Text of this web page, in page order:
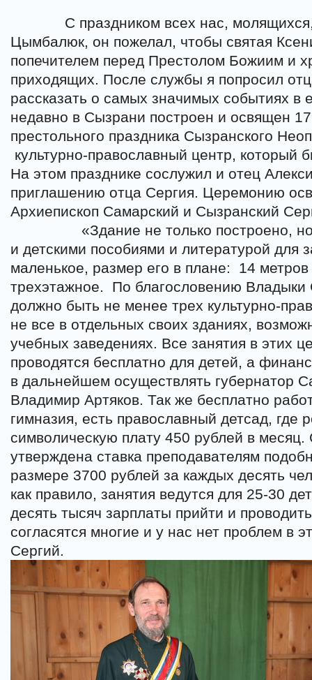
С праздником всех нас,
Цымбалюк, он пожелал, чтобы святая
попечителем перед Престолом Божиим и
приходящих. После службы я попросил
рассказать о самых значимых событиях в
недавно в Сызрани построен и освящен
престольного праздника Сызранского
культурно-православный центр, который
На этом празднике сослужил и отец
приглашению отца Сергия. Церемонию
Архиепископ Самарский и Сызранский
«Здание не только построено,
и детскими пособиями и литературой для
маленькое, размер его в плане:
14
трехэтажное.
По благословению Владыки
должно быть не менее трех культурно-
не все в отдельных своих зданиях,
учебных заведениях. Все занятия в этих
проводятся бесплатно для детей, а
в дальнейшем осуществлять губернатор
Владимир Артяков. Так же бесплатно
гимназия, есть православный детсад, где
символическую плату 450 рублей в
утверждена ставка преподавателям
размере 3700 рублей за каждых десять
как правило, занятия ведутся для 25-30
десять тысяч зарплаты прийти и
согласятся многие и у нас нет проблем в
Сергий.